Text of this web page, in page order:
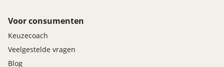
Voor consumenten
Keuzecoach
Veelgestelde vragen
Blog